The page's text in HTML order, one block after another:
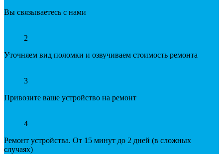
Вы связываетесь с нами
2
Уточняем вид поломки и озвучиваем стоимость ремонта
3
Привозите ваше устройство на ремонт
4
Ремонт устройства. От 15 минут до 2 дней (в сложных
случаях)